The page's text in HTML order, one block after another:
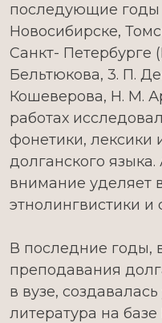
последующие
Новосибирске,
Санкт- Петербурге
Бельтюкова, 3. П.
Кошеверова, Н. М.
работах
фонетики, лексики
долганского
внимание уделяет
этнолингвистики и
В последние годы,
преподавания
в вузе,
литература на